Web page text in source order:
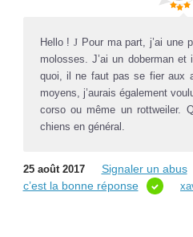
Hello !J Pour ma part, j’ai une
molosses. J’ai un doberman
quoi, il ne faut pas se fier aux
moyens, j’aurais également
corso ou même un rottweiler.
chiens en général.
25 août 2017
Signaler un abus
c’est la bonne réponse